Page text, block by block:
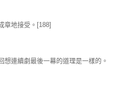
章地接受。[188]
連續劇最後一幕的道理是一樣的。